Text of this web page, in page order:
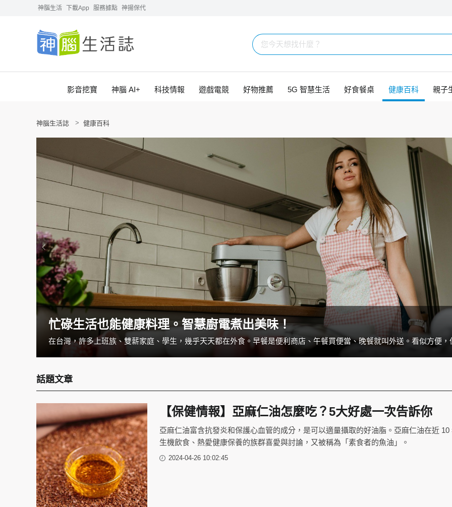
神腦生活 下載App 服務據點 神揚保代
影音挖寶 神腦 AI+ 科技情報 遊戲電競 好物推薦 5G 智慧生活 好食餐桌 健康百科 親子
神腦生活誌 健康百科
忙碌生活也能健康料理。智慧廚電煮出美味！
話題文章
【保健情報】亞麻仁油怎麼吃？5大好處一次告訴你
亞麻仁油富含抗發炎和保護心血管的成分，是可以適量攝取的好油脂。亞麻仁油在近 10
生機飲食、熱愛健康保養的族群喜愛與討論，又被稱為「素食者的魚油」。
2024-04-26 10:02:45